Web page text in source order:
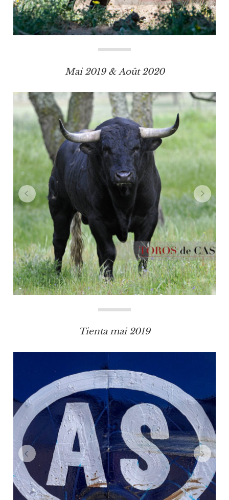
Mai 2019 & Août 2020
Tienta mai 2019